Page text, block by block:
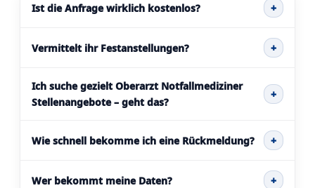
Ist die Anfrage wirklich kostenlos? +
Vermittelt ihr Festanstellungen? +
Ich suche gezielt Oberarzt Notfallmediziner
Stellenangebote – geht das?
+
Wie schnell bekomme ich eine Rückmeldung? +
Wer bekommt meine Daten? +